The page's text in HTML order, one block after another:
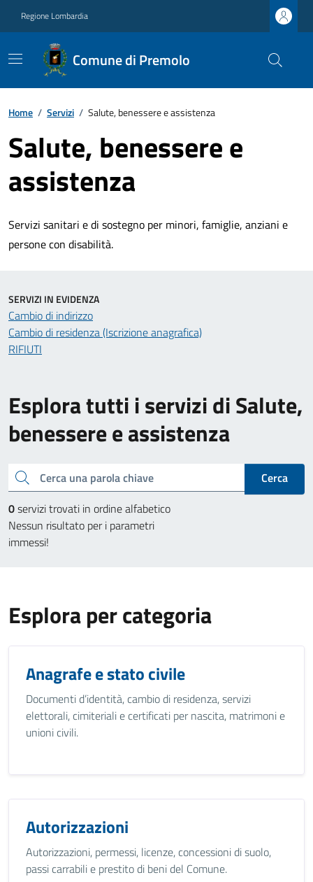
Regione Lombardia
Comune di Premolo
Home / Servizi / Salute, benessere e assistenza
Salute, benessere e
assistenza
Servizi sanitari e di sostegno per minori, famiglie, anziani e
persone con disabilità.
Esplora tutti i servizi di Salute,
benessere e assistenza
Cerca una parola chiave
Cerca
0servizi trovati in ordine alfabetico
Nessun risultato per i parametri
immessi!
SERVIZI IN EVIDENZA
Cambio di indirizzo
Cambio di residenza (Iscrizione anagrafica)
RIFIUTI
Esplora per categoria
Anagrafe e stato civile
Documenti d’identità, cambio di residenza, servizi
elettorali, cimiteriali e certificati per nascita, matrimoni e
unioni civili.
Autorizzazioni
Autorizzazioni, permessi, licenze, concessioni di suolo,
passi carrabili e prestito di beni del Comune.